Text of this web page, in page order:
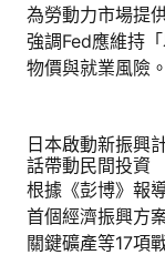
為勞動力市場提
強調Fed應維持
物價與就業風險。
日本啟動新振興
話帶動民間投資
根據《彭博》報
首個經濟振興方
關鍵礦產等17項